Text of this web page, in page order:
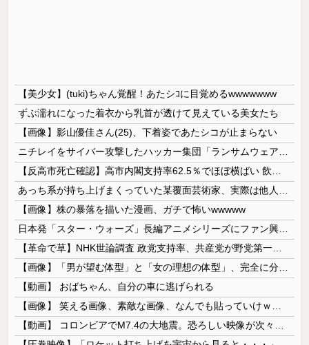
【美少女】(tuki)ちゃん覚醒！あたシｺに目覚めるwwwwwww
ずぶ濡れになった着衣から乳首が透けて見えている美女たち
【画像】影山優佳さん(25)、下着姿であたシコが止まらない
【画像】株の暴落を描いた漫画、ガチで怖いwwwww
【動画】 おばちゃん、自分の車に逃げられる